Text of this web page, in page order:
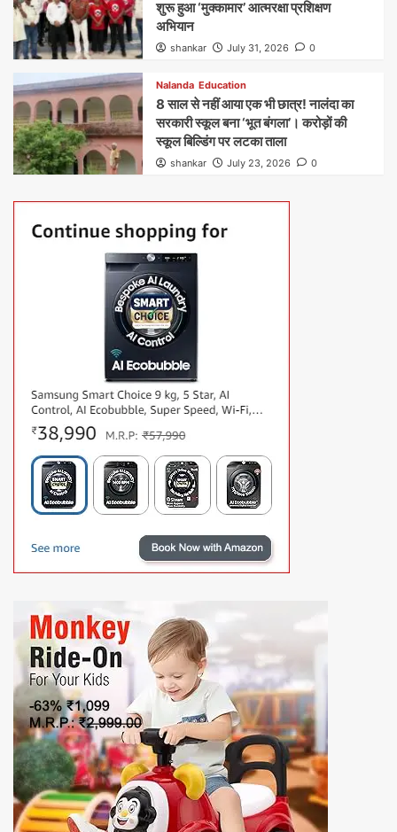
शुरू हुआ ‘मुक्कामार’ आत्मरक्षा प्रशिक्षण
अभियान
shankar July 31, 2026 0
Nalanda Education
8 साल से नहीं आया एक भी छात्र! नालंदा का
सरकारी स्कूल बना ‘भूत बंगला’। करोड़ों की
स्कूल बिल्डिंग पर लटका ताला
shankar July 23, 2026 0